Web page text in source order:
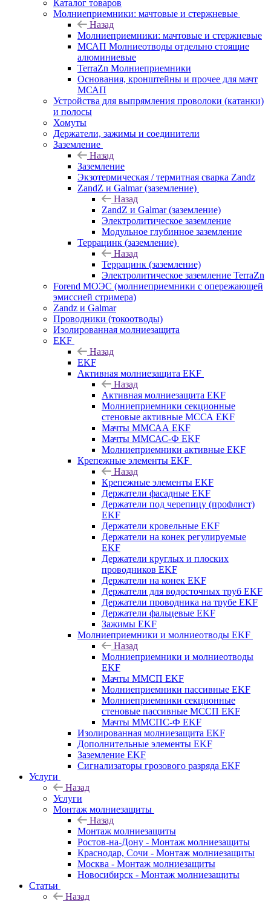
Каталог товаров
Молниеприемники: мачтовые и стержневые
Назад
Молниеприемники: мачтовые и стержневые
МСАП Молниеотводы отдельно стоящие
алюминиевые
TerraZn Молниеприемники
Основания, кронштейны и прочее для мачт
МСАП
Устройства для выпрямления проволоки (катанки)
и полосы
Хомуты
Держатели, зажимы и соединители
Заземление
Назад
Заземление
Экзотермическая / термитная сварка Zandz
ZandZ и Galmar (заземление)
Назад
ZandZ и Galmar (заземление)
Электролитическое заземление
Модульное глубинное заземление
Террацинк (заземление)
Назад
Террацинк (заземление)
Электролитическое заземление TerraZn
Forend МОЭС (молниеприемники с опережающей
эмиссией стримера)
Zandz и Galmar
Проводники (токоотводы)
Изолированная молниезащита
EKF
Назад
EKF
Активная молниезащита EKF
Назад
Активная молниезащита EKF
Молниеприемники секционные
стеновые активные МССА EKF
Мачты ММСАА EKF
Мачты ММСАС-Ф EKF
Молниеприемники активные EKF
Крепежные элементы EKF
Назад
Крепежные элементы EKF
Держатели фасадные EKF
Держатели под черепицу (профлист)
EKF
Держатели кровельные EKF
Держатели на конек регулируемые
EKF
Держатели круглых и плоских
проводников EKF
Держатели на конек EKF
Держатели для водосточных труб EKF
Держатели проводника на трубе EKF
Держатели фальцевые EKF
Зажимы EKF
Молниеприемники и молниеотводы EKF
Назад
Молниеприемники и молниеотводы
EKF
Мачты ММСП EKF
Молниеприемники пассивные EKF
Молниеприемники секционные
стеновые пассивные МССП EKF
Мачты ММСПС-Ф EKF
Изолированная молниезащита EKF
Дополнительные элементы EKF
Заземление EKF
Сигнализаторы грозового разряда EKF
Услуги
Назад
Услуги
Монтаж молниезащиты
Назад
Монтаж молниезащиты
Ростов-на-Дону - Монтаж молниезащиты
Краснодар, Сочи - Монтаж молниезащиты
Москва - Монтаж молниезащиты
Новосибирск - Монтаж молниезащиты
Статьи
Назад